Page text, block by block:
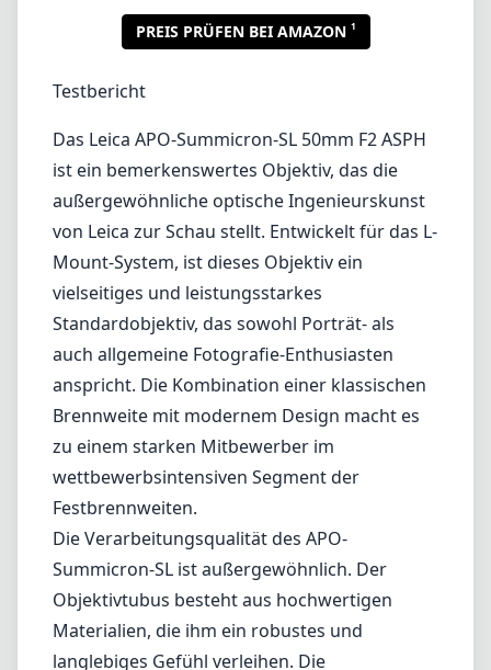
vielseitiges und leistungsstarkes
Standardobjektiv, das sowohl Porträt- als
anspricht. Die Kombination einer klassischen
Brennweite mit modernem Design macht es
zu einem starken Mitbewerber im
wettbewerbsintensiven Segment der
Festbrennweiten.
Die Verarbeitungsqualität des APO-
Summicron-SL ist außergewöhnlich. Der
Objektivtubus besteht aus hochwertigen
Materialien, die ihm ein robustes und
langlebiges Gefühl verleihen. Die
Wetterabdichtung ermöglicht eine
zuverlässige Nutzung unter verschiedenen
Umgebungsbedingungen, was es zu einer
großartigen Wahl für die Outdoor-Fotografie
macht. Zudem arbeiten die Fokussierungs-
und Blendenringe mit einer sanften Präzision,
die das Fotografieren angenehm macht.
Optisch verfügt das Objektiv über eine
ausgeklügelte Formel, die Aberrationen